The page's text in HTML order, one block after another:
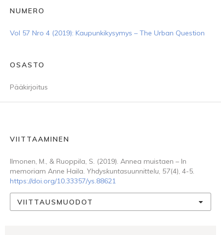
NUMERO
Vol 57 Nro 4 (2019): Kaupunkikysymys – The Urban Question
OSASTO
Pääkirjoitus
VIITTAAMINEN
Ilmonen, M., & Ruoppila, S. (2019). Annea muistaen – In
memoriam Anne Haila. Yhdyskuntasuunnittelu, 57(4), 4-5.
https://doi.org/10.33357/ys.88621
VIITTAUSMUODOT